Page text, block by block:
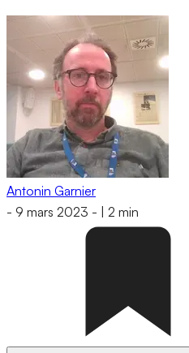
Antonin Garnier
- 9 mars 2023 - 2 min